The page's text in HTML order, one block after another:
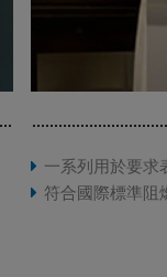
一系列用於要求
符合國際標準阻